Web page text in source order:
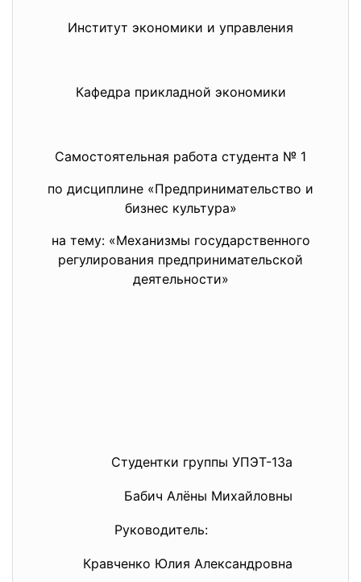
Институт экономики и управления
Кафедра прикладной экономики
Самостоятельная работа студента № 1
по дисциплине «Предпринимательство и
бизнес культура»
на тему: «Механизмы государственного
регулирования предпринимательской
деятельности»
Студентки группы УПЭТ-13а
Бабич Алёны Михайловны
Руководитель:
Кравченко Юлия Александровна